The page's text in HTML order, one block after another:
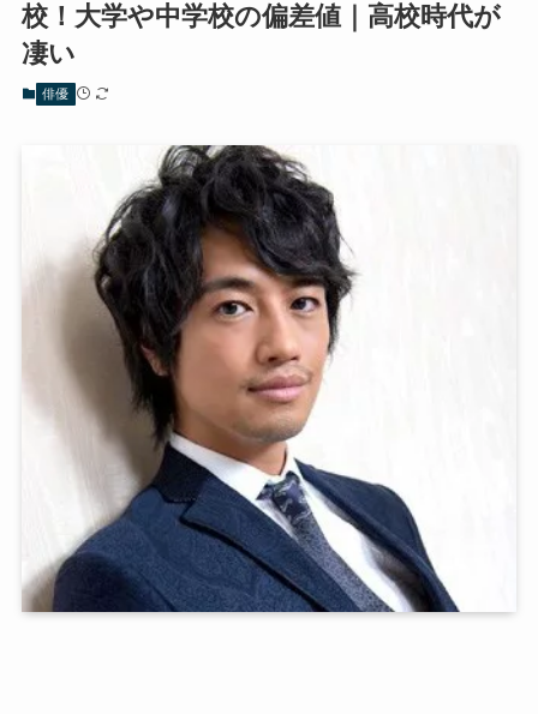
校！大学や中学校の偏差値｜高校時代が
凄い
俳優